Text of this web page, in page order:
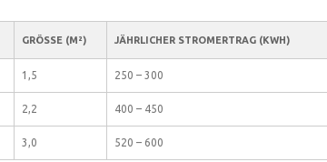
GRÖSSE (M²) JÄHRLICHER STROMERTRAG (KWH)
1,5 250 – 300
2,2 400 – 450
3,0 520 – 600